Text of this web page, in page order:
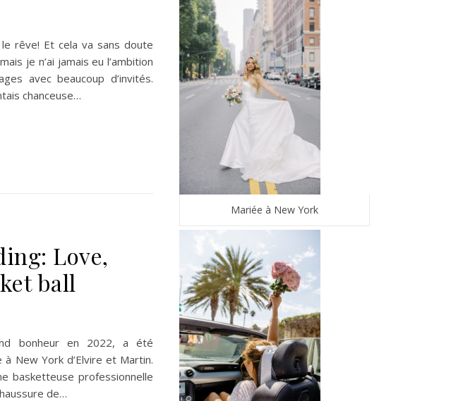
rêve! Et cela va sans doute
je n’ai jamais eu l’ambition
avec beaucoup d’invités.
chanceuse…
Love,
ball
bonheur en 2022, a été
à New York d’Elvire et Martin.
basketteuse professionnelle
de…
Mariée à New York